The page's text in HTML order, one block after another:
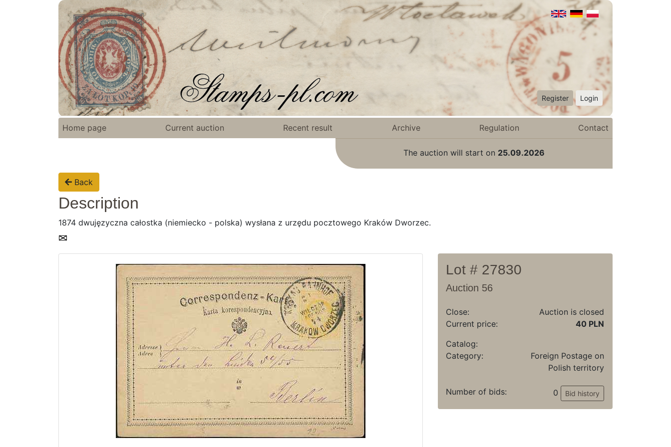
Register Login
Home page Current auction Recent result Archive Regulation Contact
The auction will start on 25.09.2026
Back
Description
1874 dwujęzyczna całostka (niemiecko - polska) wysłana z urzędu pocztowego Kraków Dworzec.
Lot # 27830
Auction 56
Close:
Auction is closed
Current price:
40 PLN
Catalog:
Category:
Foreign Postage on
Polish territory
Number of bids: 0 Bid history